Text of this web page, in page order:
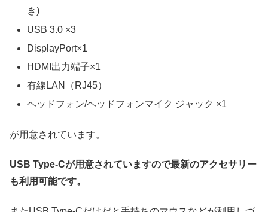
き)
USB 3.0 ×3
DisplayPort×1
HDMI出力端子×1
有線LAN（RJ45）
ヘッドフォン/ヘッドフォンマイク ジャック ×1
が用意されています。
USB Type-Cが用意されていますので最新のアクセサリー
も利用可能です。